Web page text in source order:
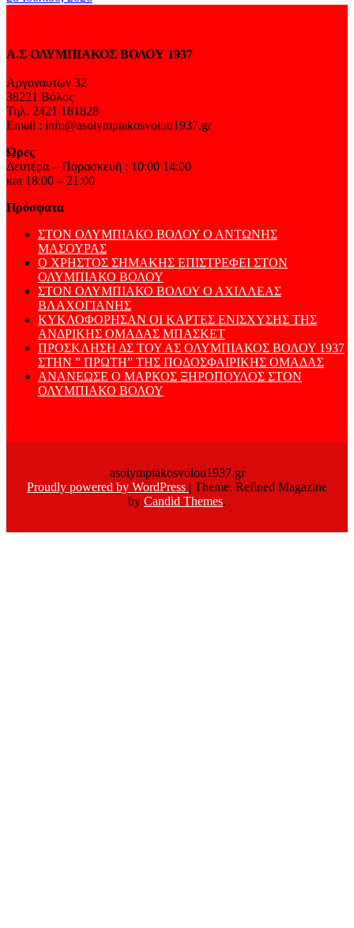
Α.Σ ΟΛΥΜΠΙΑΚΟΣ ΒΟΛΟΥ 1937
Αργοναυτών 32
38221 Βόλος
Τηλ. 2421 181828
Email : info@asolympiakosvolou1937.gr
Ώρες
Δευτέρα – Παρασκευή : 10:00 14:00
και 18:00 – 21:00
Πρόσφατα
ΣΤΟΝ ΟΛΥΜΠΙΑΚΟ ΒΟΛΟΥ Ο ΑΝΤΩΝΗΣ
ΜΑΣΟΥΡΑΣ
Ο ΧΡΗΣΤΟΣ ΣΗΜΑΚΗΣ ΕΠΙΣΤΡΕΦΕΙ ΣΤΟΝ
ΟΛΥΜΠΙΑΚΟ ΒΟΛΟΥ
ΣΤΟΝ ΟΛΥΜΠΙΑΚΟ ΒΟΛΟΥ Ο ΑΧΙΛΛΕΑΣ
ΒΛΑΧΟΓΙΑΝΗΣ
ΚΥΚΛΟΦΟΡΗΣΑΝ ΟΙ ΚΑΡΤΕΣ ΕΝΙΣΧΥΣΗΣ ΤΗΣ
ΑΝΔΡΙΚΗΣ ΟΜΑΔΑΣ ΜΠΑΣΚΕΤ
ΠΡΟΣΚΛΗΣΗ ΔΣ ΤΟΥ ΑΣ ΟΛΥΜΠΙΑΚΟΣ ΒΟΛΟΥ 1937
ΣΤΗΝ ” ΠΡΩΤΗ” ΤΗΣ ΠΟΔΟΣΦΑΙΡΙΚΗΣ ΟΜΑΔΑΣ
ΑΝΑΝΕΩΣΕ Ο ΜΑΡΚΟΣ ΞΗΡΟΠΟΥΛΟΣ ΣΤΟΝ
ΟΛΥΜΠΙΑΚΟ ΒΟΛΟΥ
asolympiakosvolou1937.gr
Proudly powered by WordPress | Theme: Refined Magazine
by Candid Themes.